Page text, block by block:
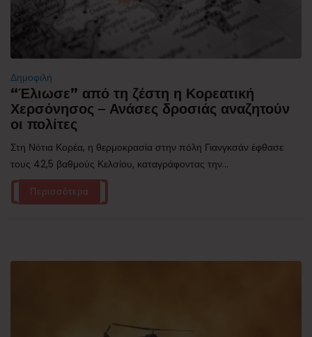
Δημοφιλή
“Έλιωσε” από τη ζέστη η Κορεατική
Χερσόνησος – Ανάσες δροσιάς αναζητούν
οι πολίτες
Στη Νότια Κορέα, η θερμοκρασία στην πόλη Γιανγκσάν έφθασε
τους 42,5 βαθμούς Κελσίου, καταγράφοντας την...
Περισσότερα